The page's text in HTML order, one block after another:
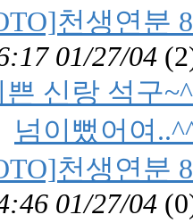
천생연분
01/27/04 (
쁜 신랑 석구
넘이뻤어여
천생연분
01/27/04 (